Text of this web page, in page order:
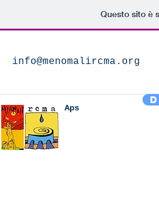
Questo sito è
info@menomalircma.org
Aps